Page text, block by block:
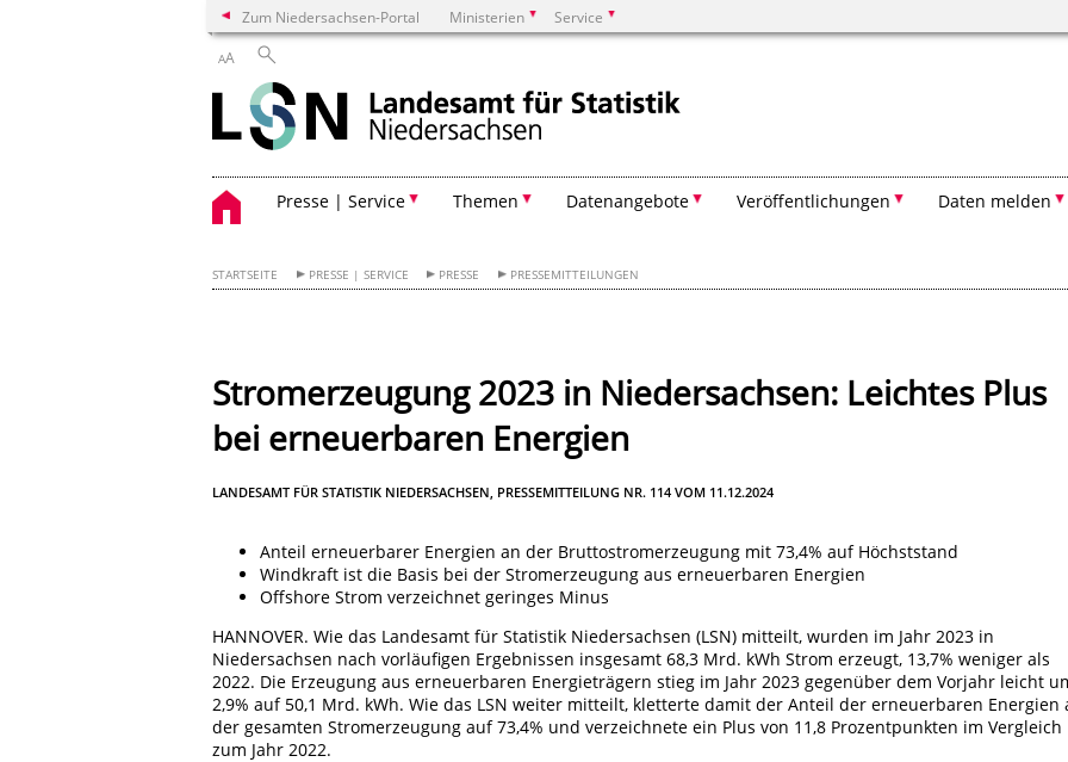
Zum Niedersachsen-Portal Ministerien Service
AA
Suchen
Presse | Service Themen Datenangebote Veröffentlichungen Daten melden
STARTSEITE PRESSE | SERVICE PRESSE PRESSEMITTEILUNGEN
Stromerzeugung 2023 in Niedersachsen: Leichtes Plus
bei erneuerbaren Energien
LANDESAMT FÜR STATISTIK NIEDERSACHSEN, PRESSEMITTEILUNG NR. 114 VOM 11.12.2024
Anteil erneuerbarer Energien an der Bruttostromerzeugung mit 73,4% auf Höchststand
Windkraft ist die Basis bei der Stromerzeugung aus erneuerbaren Energien
Offshore Strom verzeichnet geringes Minus
HANNOVER. Wie das Landesamt für Statistik Niedersachsen (LSN) mitteilt, wurden im Jahr 2023 in
Niedersachsen nach vorläufigen Ergebnissen insgesamt 68,3 Mrd. kWh Strom erzeugt, 13,7% weniger als
2022. Die Erzeugung aus erneuerbaren Energieträgern stieg im Jahr 2023 gegenüber dem Vorjahr leicht
2,9% auf 50,1 Mrd. kWh. Wie das LSN weiter mitteilt, kletterte damit der Anteil der erneuerbaren Energien
der gesamten Stromerzeugung auf 73,4% und verzeichnete ein Plus von 11,8 Prozentpunkten im Vergleich
zum Jahr 2022.